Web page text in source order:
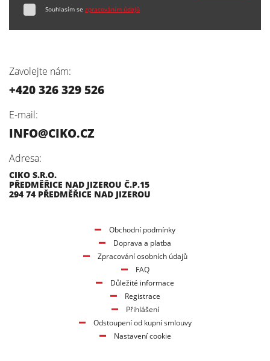
Souhlasím se zpracováním údajů
Zavolejte nám:
+420 326 329 526
E-mail:
INFO@CIKO.CZ
Adresa:
CIKO S.R.O.
PŘEDMĚŘICE NAD JIZEROU Č.P.15
294 74 PŘEDMĚŘICE NAD JIZEROU
Obchodní podmínky
Doprava a platba
Zpracování osobních údajů
FAQ
Důležité informace
Registrace
Přihlášení
Odstoupení od kupní smlouvy
Nastavení cookie